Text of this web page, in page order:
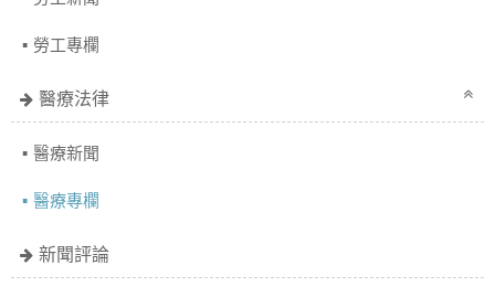
勞工專欄
醫療法律
醫療新聞
醫療專欄
新聞評論